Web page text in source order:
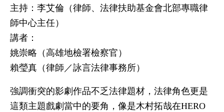
主持：李艾倫（律師、法律扶助基金會北部專職律
師中心主任）
講者：
姚崇略（高雄地檢署檢察官）
賴瑩真（律師／詠言法律事務所）
強調衝突的影劇作品不乏法律題材，法律角色更是
這類主題戲劇當中的要角，像是木村拓哉在HERO